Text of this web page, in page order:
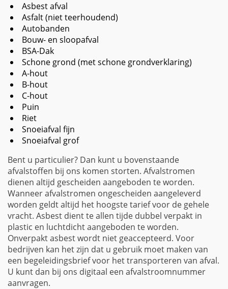
Asbest afval
Asfalt (niet teerhoudend)
Autobanden
Bouw- en sloopafval
BSA-Dak
Schone grond (met schone grondverklaring)
A-hout
B-hout
C-hout
Puin
Riet
Snoeiafval fijn
Snoeiafval grof
Bent u particulier? Dan kunt u bovenstaande
afvalstoffen bij ons komen storten. Afvalstromen
dienen altijd gescheiden aangeboden te worden.
Wanneer afvalstromen ongescheiden aangeleverd
worden geldt altijd het hoogste tarief voor de gehele
vracht. Asbest dient te allen tijde dubbel verpakt in
plastic en luchtdicht aangeboden te worden.
Onverpakt asbest wordt niet geaccepteerd. Voor
bedrijven kan het zijn dat u gebruik moet maken van
een begeleidingsbrief voor het transporteren van afval.
U kunt dan bij ons digitaal een afvalstroomnummer
aanvragen.